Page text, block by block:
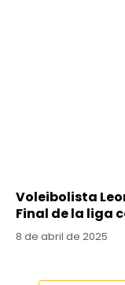
Voleibolista
Final de la liga
8 de abril de 2025